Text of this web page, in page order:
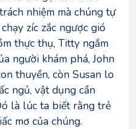
nhiệm mà chúng tự
zíc zắc ngược gió
thực thụ, Titty ngắm
người khám phá, John
thuyền, còn Susan lo
ngủ, vật dụng cần
là lúc ta biết rằng trẻ
mơ của chúng.